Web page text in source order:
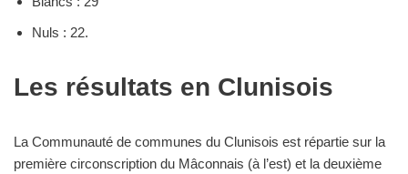
Nuls : 22.
Les résultats en Clunisois
La Communauté de communes du Clunisois est répartie sur la
première circonscription du Mâconnais (à l’est) et la deuxième